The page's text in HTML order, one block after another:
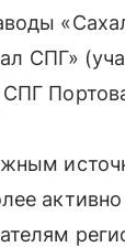
СПГ»
СПГ